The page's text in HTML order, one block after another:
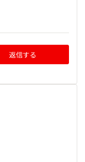
返信する